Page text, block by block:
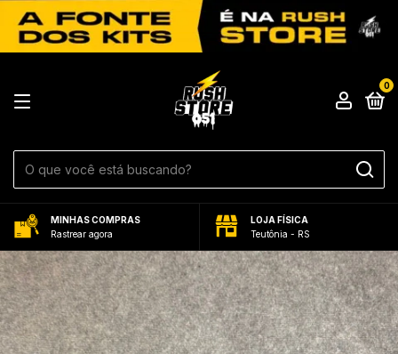
0
MINHAS COMPRAS
Rastrear agora
LOJA FÍSICA
Teutônia - RS